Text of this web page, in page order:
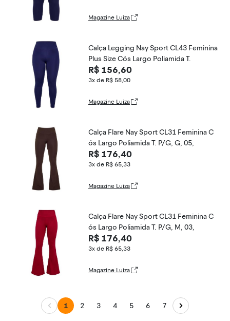
Magazine Luiza
Calça Legging Nay Sport CL43 Feminina
Plus Size Cós Largo Poliamida T.
R$ 156,60
3x de R$ 58,00
Magazine Luiza
Calça Flare Nay Sport CL31 Feminina C
ós Largo Poliamida T. P/G, G, 05,
R$ 176,40
3x de R$ 65,33
Magazine Luiza
Calça Flare Nay Sport CL31 Feminina C
ós Largo Poliamida T. P/G, M, 03,
R$ 176,40
3x de R$ 65,33
Magazine Luiza
1 2 3 4 5 6 7